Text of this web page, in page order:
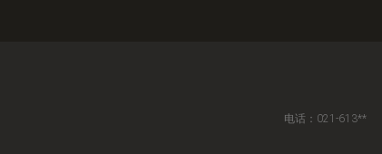
电话：021-613**